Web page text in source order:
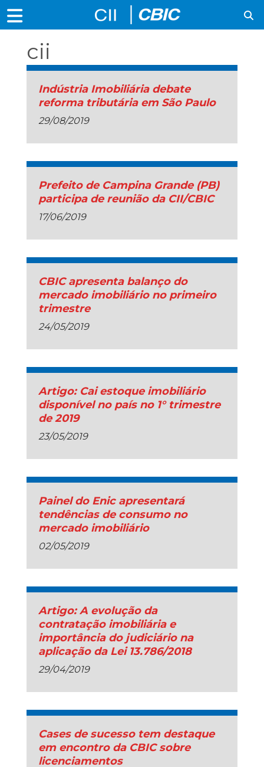
cii
Indústria Imobiliária debate
reforma tributária em São Paulo
29/08/2019
Prefeito de Campina Grande (PB)
participa de reunião da CII/CBIC
17/06/2019
CBIC apresenta balanço do
mercado imobiliário no primeiro
trimestre
24/05/2019
Artigo: Cai estoque imobiliário
disponível no país no 1° trimestre
de 2019
23/05/2019
Painel do Enic apresentará
tendências de consumo no
mercado imobiliário
02/05/2019
Artigo: A evolução da
contratação imobiliária e
importância do judiciário na
aplicação da Lei 13.786/2018
29/04/2019
Cases de sucesso tem destaque
em encontro da CBIC sobre
licenciamentos